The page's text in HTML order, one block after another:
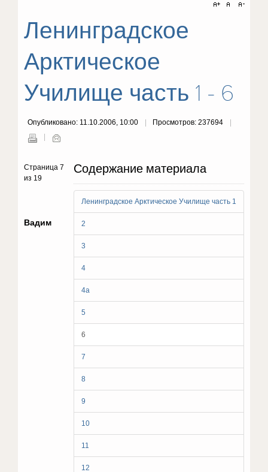
Ленинградское
Арктическое
Училище часть 1 - 6
Опубликовано: 11.10.2006, 10:00 Просмотров: 237694
Содержание материала
Ленинградское Арктическое Училище часть 1
2
3
4
4а
5
6
7
8
9
10
11
12
Страница 7
из 19
Вадим